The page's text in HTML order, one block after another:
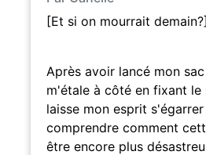
[Et si on mourrait demain?]
Après avoir lancé mon
m'étale à côté en fixant le
laisse mon esprit
comprendre comment
être encore plus